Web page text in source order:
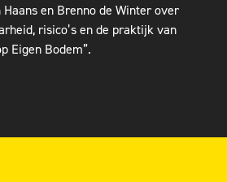
Haans en Brenno de Winter over
risico’s en de praktijk van
Eigen Bodem”.